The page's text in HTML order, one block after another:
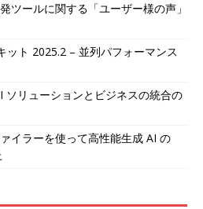
ツールに関する「ユーザー様の声」
ト 2025.2 – 並列パフォーマンス
ソリューションとビジネスの統合の
イラーを使って高性能生成 AI の